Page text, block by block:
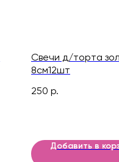
Свечи д/торта
8см12шт
250 р.
Добавить в